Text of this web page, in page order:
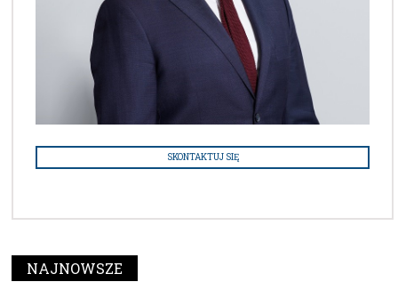
SKONTAKTUJ SIĘ
NAJNOWSZE